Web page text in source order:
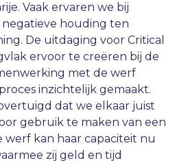
Vaak ervaren we bij
houding ten
De uitdaging voor Critical
ervoor te creëren bij de
met de werf
inzichtelijk gemaakt.
dat we elkaar juist
gebruik te maken van een
werf kan haar capaciteit nu
zij geld en tijd